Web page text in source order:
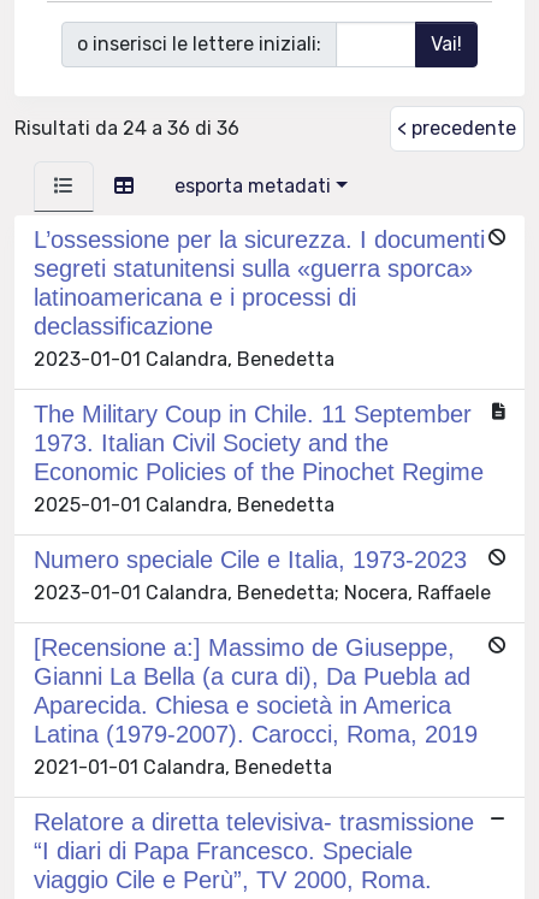
o inserisci le lettere iniziali:
Risultati da 24 a 36 di 36 < precedente
esporta metadati
L’ossessione per la sicurezza. I documenti
segreti statunitensi sulla «guerra sporca»
latinoamericana e i processi di
declassificazione
2023-01-01 Calandra, Benedetta
The Military Coup in Chile. 11 September
1973. Italian Civil Society and the
Economic Policies of the Pinochet Regime
2025-01-01 Calandra, Benedetta
Numero speciale Cile e Italia, 1973-2023
2023-01-01 Calandra, Benedetta; Nocera, Raffaele
[Recensione a:] Massimo de Giuseppe,
Gianni La Bella (a cura di), Da Puebla ad
Aparecida. Chiesa e società in America
Latina (1979-2007). Carocci, Roma, 2019
2021-01-01 Calandra, Benedetta
Relatore a diretta televisiva- trasmissione
“I diari di Papa Francesco. Speciale
viaggio Cile e Perù”, TV 2000, Roma.